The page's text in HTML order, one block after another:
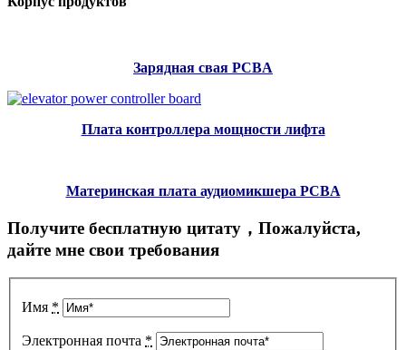
Зарядная свая PCBA
Плата контроллера мощности лифта
Материнская плата аудиомикшера PCBA
Получите бесплатную цитату，Пожалуйста,
дайте мне свои требования
Имя *
Электронная почта *